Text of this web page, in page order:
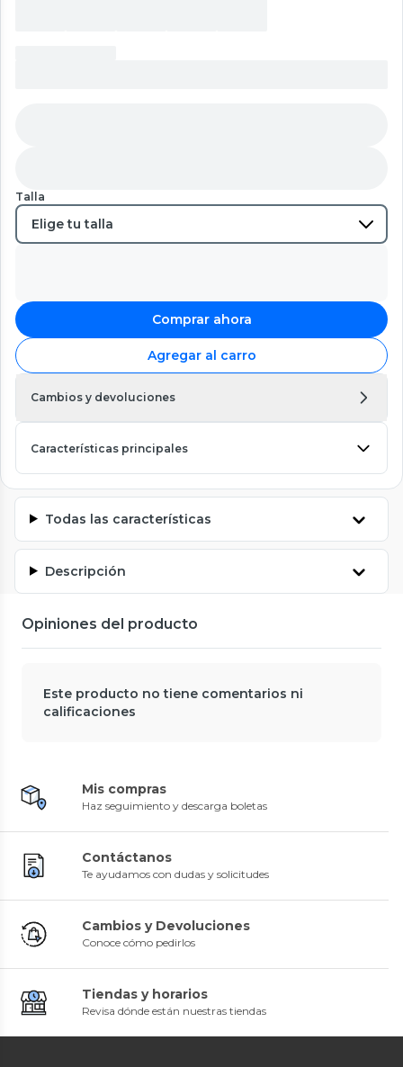
Talla
Comprar ahora
Agregar al carro
Cambios y devoluciones
Características principales
Todas las características
Descripción
Opiniones del producto
Este producto no tiene comentarios ni
calificaciones
Mis compras
Haz seguimiento y descarga boletas
Contáctanos
Te ayudamos con dudas y solicitudes
Cambios y Devoluciones
Conoce cómo pedirlos
Tiendas y horarios
Revisa dónde están nuestras tiendas